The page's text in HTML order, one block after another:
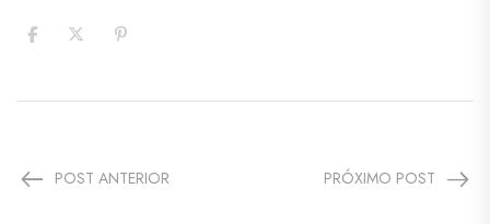
POST ANTERIOR PRÓXIMO POST